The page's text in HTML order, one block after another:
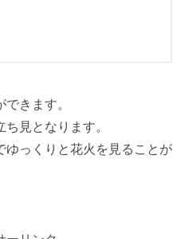
きます。
見となります。
ゆっくりと花火を見ることが